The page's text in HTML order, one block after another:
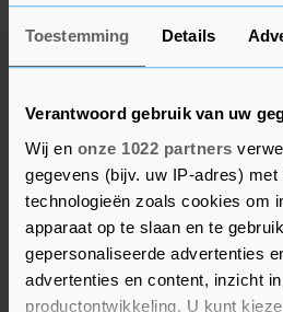
Toestemming Details
Verantwoord gebruik van uw
Wij en onze 1022 partners
gegevens (bijv. uw IP-adres) met
technologieën zoals cookies om
apparaat op te slaan en te
gepersonaliseerde advertenties
advertenties en content, inzicht
productontwikkeling. U kunt
Vooral de fans stemden
genomineerden uit India.
telden voor 25 procent mee
eindresultaat.